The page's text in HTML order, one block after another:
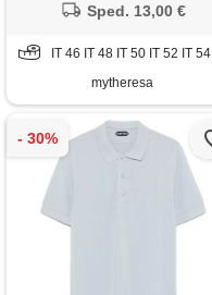
Sped. 13,00 €
IT 46 IT 48 IT 50 IT 52 IT 54 IT 56
mytheresa